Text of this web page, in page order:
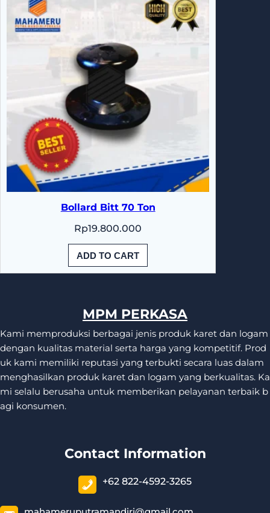
Bollard Bitt 70 Ton
Rp19.800.000
ADD TO CART
MPM PERKASA
Kami memproduksi berbagai jenis produk karet dan logam
dengan kualitas material serta harga yang kompetitif. Prod
uk kami memiliki reputasi yang terbukti secara luas dalam
menghasilkan produk karet dan logam yang berkualitas. Ka
mi selalu berusaha untuk memberikan pelayanan terbaik b
agi konsumen.
Contact Information
+62 822-4592-3265